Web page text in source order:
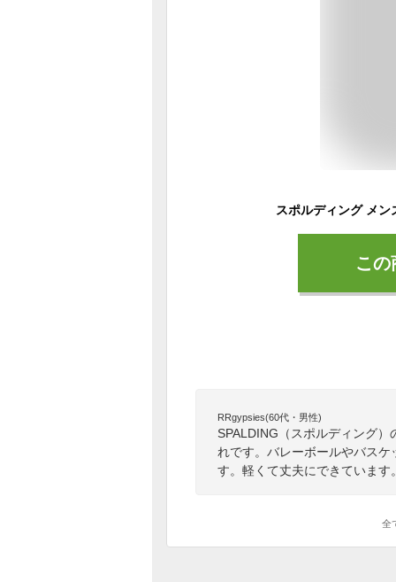
こ
RRgypsies(60代・男性)
SPALDING（スポルディング
れです。バレーボールやバス
す。軽くて丈夫にできていま
全